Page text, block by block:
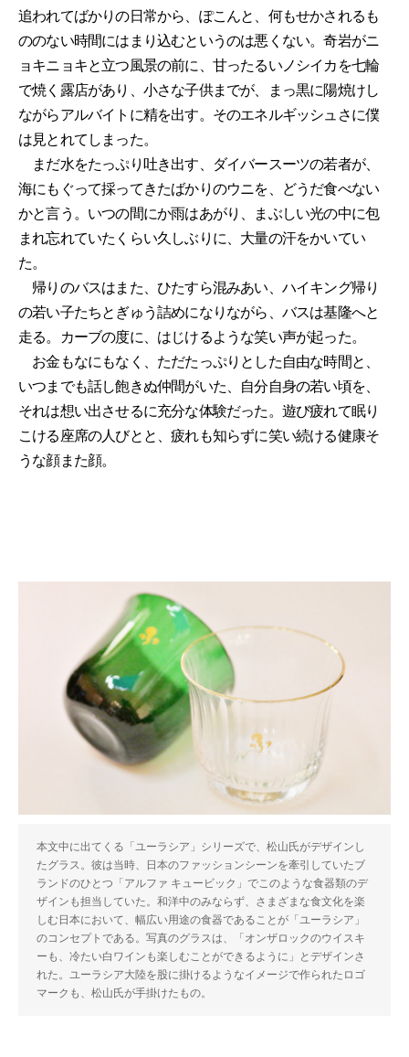
追われてばかりの日常から、ぽこんと、何もせかされるも
ののない時間にはまり込むというのは悪くない。奇岩がニ
ョキニョキと立つ風景の前に、甘ったるいノシイカを七輪
で焼く露店があり、小さな子供までが、まっ黒に陽焼けし
ながらアルバイトに精を出す。そのエネルギッシュさに僕
は見とれてしまった。
まだ水をたっぷり吐き出す、ダイバースーツの若者が、
海にもぐって採ってきたばかりのウニを、どうだ食べない
かと言う。いつの間にか雨はあがり、まぶしい光の中に包
まれ忘れていたくらい久しぶりに、大量の汗をかいてい
た。
帰りのバスはまた、ひたすら混みあい、ハイキング帰り
の若い子たちとぎゅう詰めになりながら、バスは基隆へと
走る。カーブの度に、はじけるような笑い声が起った。
お金もなにもなく、ただたっぷりとした自由な時間と、
いつまでも話し飽きぬ仲間がいた、自分自身の若い頃を、
それは想い出させるに充分な体験だった。遊び疲れて眠り
こける座席の人びとと、疲れも知らずに笑い続ける健康そ
うな顔また顔。
本文中に出てくる「ユーラシア」シリーズで、松山氏がデザインし
たグラス。彼は当時、日本のファッションシーンを牽引していたブ
ランドのひとつ「アルファ キュービック」でこのような食器類のデ
ザインも担当していた。和洋中のみならず、さまざまな食文化を楽
しむ日本において、幅広い用途の食器であることが「ユーラシア」
のコンセプトである。写真のグラスは、「オンザロックのウイスキ
ーも、冷たい白ワインも楽しむことができるように」とデザインさ
れた。ユーラシア大陸を股に掛けるようなイメージで作られたロゴ
マークも、松山氏が手掛けたもの。